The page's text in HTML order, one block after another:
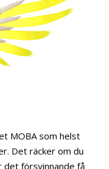
MOBA som helst
Det räcker om du
det försvinnande få